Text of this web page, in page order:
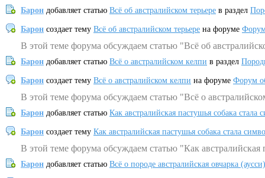
Барон добавляет статью Всё об австралийском терьере в раздел
Барон создает тему Всё об австралийском терьере на форуме
В этой теме форума обсуждаем статью "Всё об
Барон добавляет статью Всё о австралийском келпи в раздел
Барон создает тему Всё о австралийском келпи на форуме Форум
В этой теме форума обсуждаем статью "Всё о
Барон добавляет статью Как австралийская пастушья собака
Барон создает тему Как австралийская пастушья собака стала
В этой теме форума обсуждаем статью "Как
Барон добавляет статью Всё о породе австралийская овчарка (аусси)